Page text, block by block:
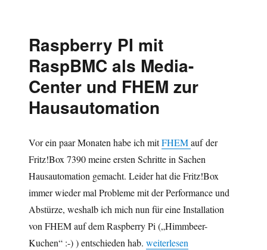
Pi
Raspberry PI mit
RaspBMC als Media-
Center und FHEM zur
Hausautomation
Vor ein paar Monaten habe ich mitFHEMauf der
Fritz!Box 7390 meine ersten Schritte in Sachen
Hausautomation gemacht. Leider hat die Fritz!Box
immer wieder mal Probleme mit der Performance und
Abstürze, weshalb ich mich nun für eine Installation
von FHEM auf dem Raspberry Pi („Himmbeer-
Kuchen“ :-) ) entschieden hab. „Raspberry PI mit RaspBMC
weiterlesen